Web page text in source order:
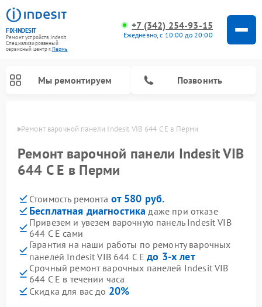
FIX-INDESIT
Ремонт устройств Indesit
Специализированный
cервисный центр г.Пермь
+7 (342) 254-93-15
Ежедневно, с 10:00 до 20:00
Мы ремонтируем Позвонить
Ремонт варочной панели Indesit VIB 644 C E в Перми
Ремонт варочной панели Indesit VIB
644 C E в Перми
Стоимость ремонта от 580 руб.
Бесплатная диагностика даже при отказе
Привезем и увезем варочную панель Indesit VIB
644 C E сами
Гарантия на наши работы по ремонту варочных
панелей Indesit VIB 644 C Eдо 3-х лет
Срочный ремонт варочных панелей Indesit VIB
644 C E в течении часа
Скидка для вас до 20%